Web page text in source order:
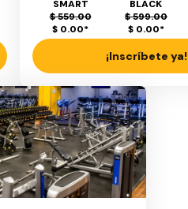
SMART
$ 559.00
$ 0.00*
BLACK
$ 599.00
$ 0.00*
¡Inscríbete ya!